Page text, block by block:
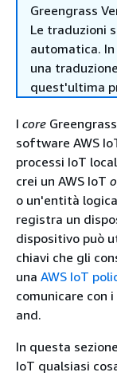
Greengrass
Le traduzioni
automatica.
una
quest'ultima
I core
software AWS
processi IoT
crei un AWS IoT
o un'entità
registra un
dispositivo può
chiavi che gli
una AWS IoT
comunicare con i
and.
In questa
IoT qualsiasi